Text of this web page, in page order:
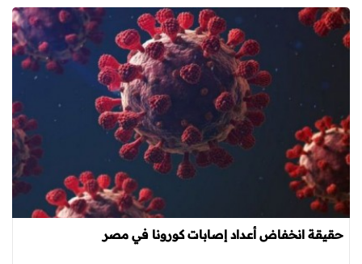
حقيقة انخفاض أعداد إصابات كورونا في مصر